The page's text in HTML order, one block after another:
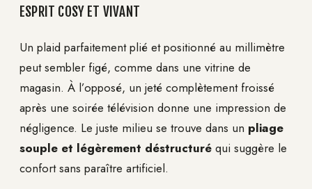
ESPRIT COSY ET VIVANT
Un plaid parfaitement plié et positionné au millimètre
peut sembler figé, comme dans une vitrine de
magasin. À l’opposé, un jeté complètement froissé
après une soirée télévision donne une impression de
négligence. Le juste milieu se trouve dans un pliage
souple et légèrement déstructuré qui suggère le
confort sans paraître artificiel.